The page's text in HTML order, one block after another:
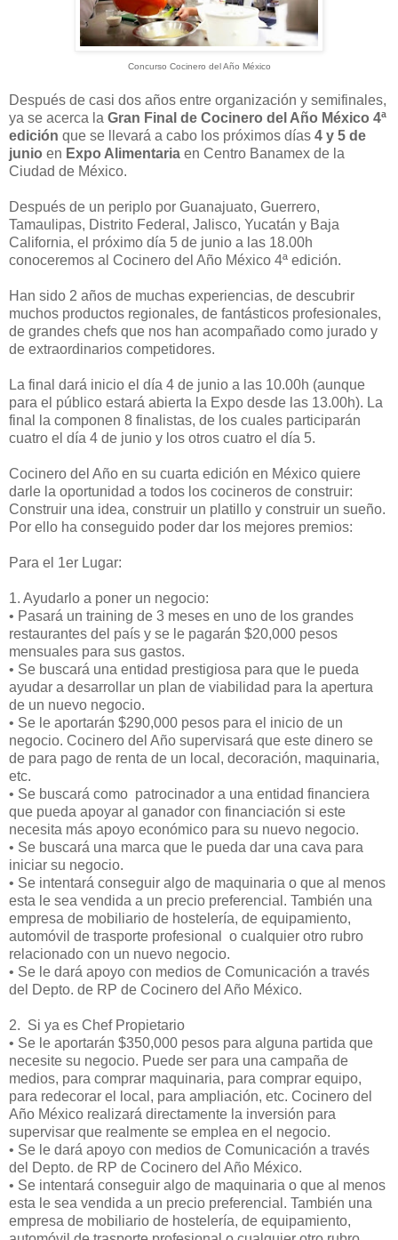
Concurso Cocinero del Año México
Después de casi dos años entre organización y semifinales,
ya se acerca la Gran Final de Cocinero del Año México 4ª
edición que se llevará a cabo los próximos días 4 y 5 de
junio en Expo Alimentaria en Centro Banamex de la
Ciudad de México.
Después de un periplo por Guanajuato, Guerrero,
Tamaulipas, Distrito Federal, Jalisco, Yucatán y Baja
California, el próximo día 5 de junio a las 18.00h
conoceremos al Cocinero del Año México 4ª edición.
Han sido 2 años de muchas experiencias, de descubrir
muchos productos regionales, de fantásticos profesionales,
de grandes chefs que nos han acompañado como jurado y
de extraordinarios competidores.
La final dará inicio el día 4 de junio a las 10.00h (aunque
para el público estará abierta la Expo desde las 13.00h). La
final la componen 8 finalistas, de los cuales participarán
cuatro el día 4 de junio y los otros cuatro el día 5.
Cocinero del Año en su cuarta edición en México quiere
darle la oportunidad a todos los cocineros de construir:
Construir una idea, construir un platillo y construir un sueño.
Por ello ha conseguido poder dar los mejores premios:
Para el 1er Lugar:
1. Ayudarlo a poner un negocio:
• Pasará un training de 3 meses en uno de los grandes
restaurantes del país y se le pagarán $20,000 pesos
mensuales para sus gastos.
• Se buscará una entidad prestigiosa para que le pueda
ayudar a desarrollar un plan de viabilidad para la apertura
de un nuevo negocio.
• Se le aportarán $290,000 pesos para el inicio de un
negocio. Cocinero del Año supervisará que este dinero se
de para pago de renta de un local, decoración, maquinaria,
etc.
• Se buscará como patrocinador a una entidad financiera
que pueda apoyar al ganador con financiación si este
necesita más apoyo económico para su nuevo negocio.
• Se buscará una marca que le pueda dar una cava para
iniciar su negocio.
• Se intentará conseguir algo de maquinaria o que al menos
esta le sea vendida a un precio preferencial. También una
empresa de mobiliario de hostelería, de equipamiento,
automóvil de trasporte profesional o cualquier otro rubro
relacionado con un nuevo negocio.
• Se le dará apoyo con medios de Comunicación a través
del Depto. de RP de Cocinero del Año México.
2. Si ya es Chef Propietario
• Se le aportarán $350,000 pesos para alguna partida que
necesite su negocio. Puede ser para una campaña de
medios, para comprar maquinaria, para comprar equipo,
para redecorar el local, para ampliación, etc. Cocinero del
Año México realizará directamente la inversión para
supervisar que realmente se emplea en el negocio.
• Se le dará apoyo con medios de Comunicación a través
del Depto. de RP de Cocinero del Año México.
• Se intentará conseguir algo de maquinaria o que al menos
esta le sea vendida a un precio preferencial. También una
empresa de mobiliario de hostelería, de equipamiento,